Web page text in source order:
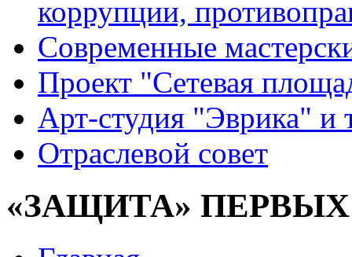
коррупции,
Современные
Проект "Сетевая
Арт-студия "Эврика" и
Отраслевой совет
«ЗАЩИТА»